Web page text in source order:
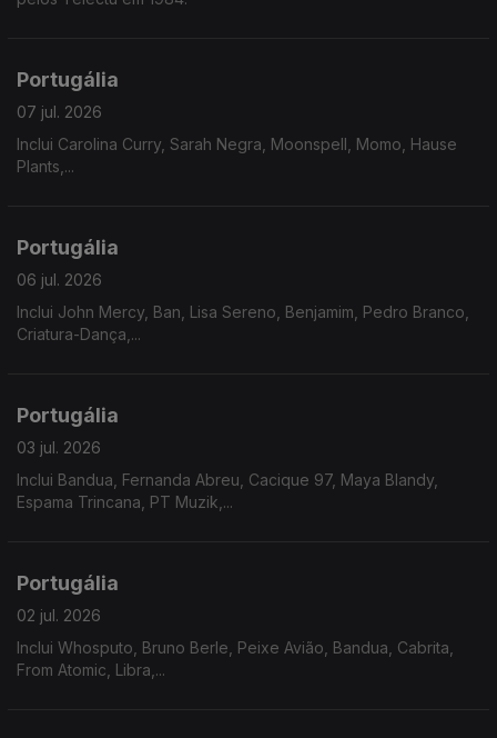
Portugália
07 jul. 2026
Inclui Carolina Curry, Sarah Negra, Moonspell, Momo, Hause
Plants,...
Portugália
06 jul. 2026
Inclui John Mercy, Ban, Lisa Sereno, Benjamim, Pedro Branco,
Criatura-Dança,...
Portugália
03 jul. 2026
Inclui Bandua, Fernanda Abreu, Cacique 97, Maya Blandy,
Espama Trincana, PT Muzik,...
Portugália
02 jul. 2026
Inclui Whosputo, Bruno Berle, Peixe Avião, Bandua, Cabrita,
From Atomic, Libra,...